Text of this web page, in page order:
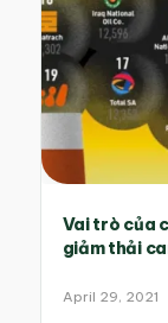
Vai trò của
giảm thải
April 29, 2021